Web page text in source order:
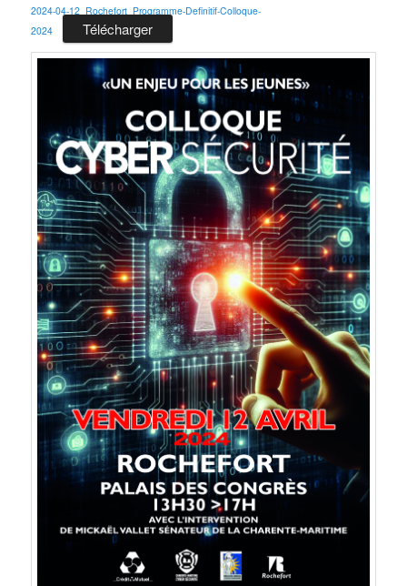
2024-04-12_Rochefort_Programme-Definitif-Colloque-
2024
Télécharger